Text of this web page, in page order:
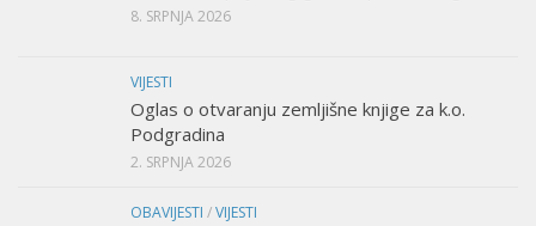
8. SRPNJA 2026
VIJESTI
Oglas o otvaranju zemljišne knjige za k.o.
Podgradina
2. SRPNJA 2026
OBAVIJESTI /VIJESTI